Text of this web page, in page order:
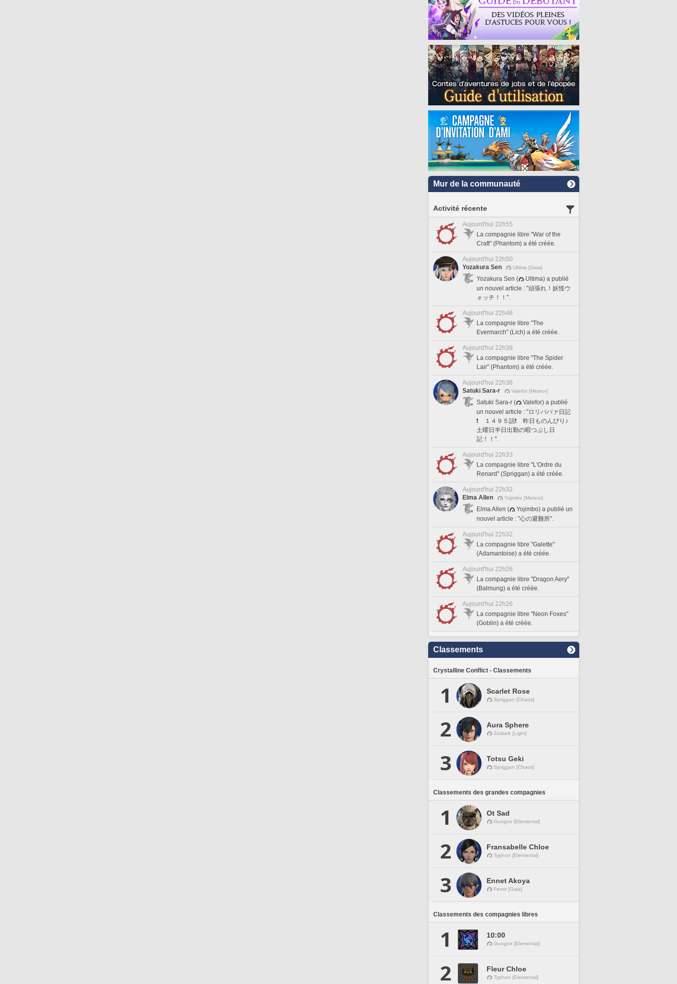
Mur de la communauté
Activité récente
Aujourd'hui 22h55
La compagnie libre "War of the
Craft" (Phantom) a été créée.
Aujourd'hui 22h50
Yozakura Sen
Ultima [Gaia]
Yozakura Sen (
Ultima) a publié
un nouvel article : "頑張れ！妖怪ウ
ォッチ！！".
Aujourd'hui 22h46
La compagnie libre "The
Evermarch" (Lich) a été créée.
Aujourd'hui 22h39
La compagnie libre "The Spider
Lair" (Phantom) a été créée.
Aujourd'hui 22h36
Satuki Sara-r
Valefor [Meteor]
Satuki Sara-r (
Valefor) a publié
un nouvel article : "ロリババァ日記
❗️ １４９５話❗️ 昨日ものんびり♪
土曜日半日出勤の暇つぶし日
記！！".
Aujourd'hui 22h33
La compagnie libre "L'Ordre du
Renard" (Spriggan) a été créée.
Aujourd'hui 22h32
Elma Allen
Yojimbo [Meteor]
Elma Allen (
Yojimbo) a publié un
nouvel article : "心の避難所".
Aujourd'hui 22h32
La compagnie libre "Galette"
(Adamantoise) a été créée.
Aujourd'hui 22h26
La compagnie libre "Dragon Aery"
(Balmung) a été créée.
Aujourd'hui 22h26
La compagnie libre "Neon Foxes"
(Goblin) a été créée.
Classements
Crystalline Conflict - Classements
1 Scarlet Rose
Spriggan [Chaos]
2 Aura Sphere
Zodiark [Light]
3 Totsu Geki
Spriggan [Chaos]
Classements des grandes compagnies
1 Ot Sad
Gungnir [Elemental]
2 Fransabelle Chloe
Typhon [Elemental]
3 Ennet Akoya
Fenrir [Gaia]
Classements des compagnies libres
1 10:00
Gungnir [Elemental]
2 Fleur Chloe
Typhon [Elemental]